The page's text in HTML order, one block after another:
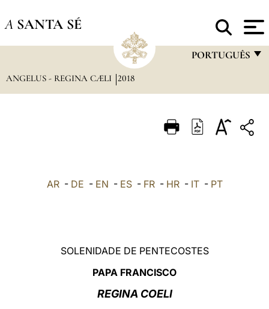
A SANTA SÉ
PORTUGUÊS
ITALIANO
ANGELUS - REGINA CÆLI 2018
AR- DE - EN - ES- FR- HR- IT- PT
SOLENIDADE DE PENTECOSTES
PAPA FRANCISCO
REGINA COELI